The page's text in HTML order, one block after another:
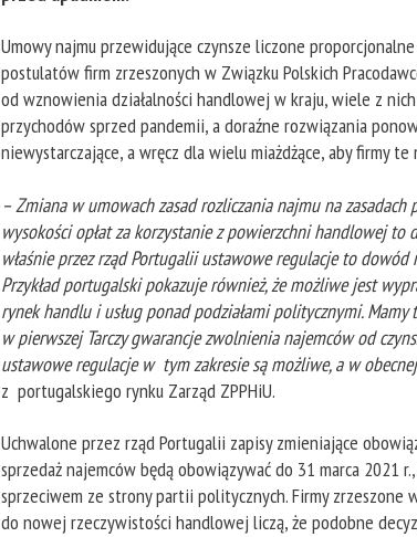
Umowy najmu przewidujące czynsze liczone
postulatów firm zrzeszonych w Związku Polskich
od wznowienia działalności handlowej w kraju, wiele z
przychodów sprzed pandemii, a doraźne rozwiązania
niewystarczające, a wręcz dla wielu miażdżące, aby firmy
– Zmiana w umowach zasad rozliczanianajmu na zasadach
wysokości opłat za korzystanie z powierzchni handlowej to
właśnie przez rząd Portugalii ustawowe regulacje to
Przykład portugalski pokazuje również, że możliwe jest
rynek handlu i usług ponad podziałami politycznymi.
w pierwszej Tarczy gwarancje zwolnienia najemców od
ustawowe regulacje w tym zakresie są możliwe, a w
z portugalskiego rynku Zarząd ZPPHiU.
Uchwalone przez rząd Portugalii zapisy zmieniające
sprzedaż najemców będą obowiązywać do 31 marca 2021
sprzeciwem ze strony partii politycznych. Firmy zrzeszone
do nowej rzeczywistości handlowej liczą, że podobne